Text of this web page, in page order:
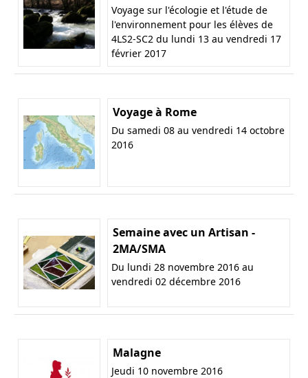
Voyage sur l'écologie et l'étude de
l'environnement pour les élèves de
4LS2-SC2 du lundi 13 au vendredi 17
février 2017
Voyage à Rome
Du samedi 08 au vendredi 14 octobre
2016
Semaine avec un Artisan -
2MA/SMA
Du lundi 28 novembre 2016 au
vendredi 02 décembre 2016
Malagne
Jeudi 10 novembre 2016